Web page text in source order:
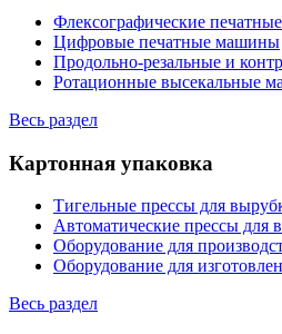
Флексографические
Цифровые печатные машины
Продольно-резальные и
Ротационные высекальные
Весь раздел
Картонная упаковка
Тигельные прессы для
Автоматические прессы для
Оборудование для
Оборудование для
Весь раздел